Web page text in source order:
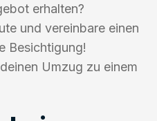
erhalten?
und vereinbare einen
Besichtigung!
Umzug zu einem